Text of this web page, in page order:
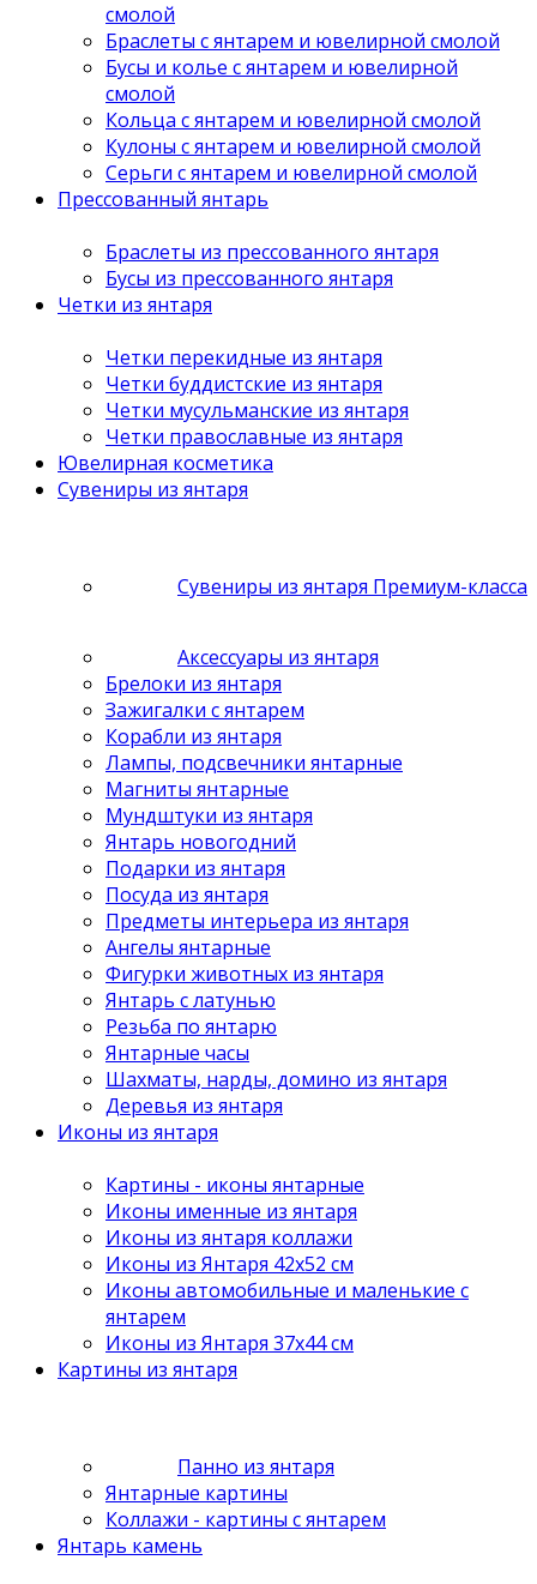
смолой
Браслеты с янтарем и ювелирной смолой
Бусы и колье с янтарем и ювелирной
смолой
Кольца с янтарем и ювелирной смолой
Кулоны с янтарем и ювелирной смолой
Серьги с янтарем и ювелирной смолой
Прессованный янтарь
Браслеты из прессованного янтаря
Бусы из прессованного янтаря
Четки из янтаря
Четки перекидные из янтаря
Четки буддистские из янтаря
Четки мусульманские из янтаря
Четки православные из янтаря
Ювелирная косметика
Сувениры из янтаря
Сувениры из янтаря Премиум-класса
Аксессуары из янтаря
Брелоки из янтаря
Зажигалки с янтарем
Корабли из янтаря
Лампы, подсвечники янтарные
Магниты янтарные
Мундштуки из янтаря
Янтарь новогодний
Подарки из янтаря
Посуда из янтаря
Предметы интерьера из янтаря
Ангелы янтарные
Фигурки животных из янтаря
Янтарь с латунью
Резьба по янтарю
Янтарные часы
Шахматы, нарды, домино из янтаря
Деревья из янтаря
Иконы из янтаря
Картины - иконы янтарные
Иконы именные из янтаря
Иконы из янтаря коллажи
Иконы из Янтаря 42х52 см
Иконы автомобильные и маленькие с
янтарем
Иконы из Янтаря 37х44 см
Картины из янтаря
Панно из янтаря
Янтарные картины
Коллажи - картины с янтарем
Янтарь камень